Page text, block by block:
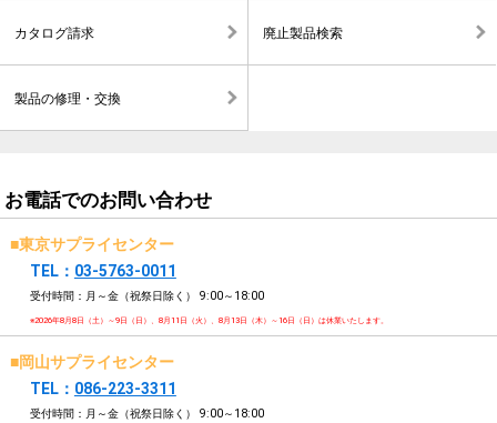
カタログ請求 廃止製品検索
製品の修理・交換
お電話でのお問い合わせ
■東京サプライセンター
TEL： 03-5763-0011
受付時間：月～金（祝祭日除く） 9:00～18:00
※2026年8月8日（土）～9日（日）、8月11日（火）、8月13日（木）～16日（日）は休業いたします。
■岡山サプライセンター
TEL： 086-223-3311
受付時間：月～金（祝祭日除く） 9:00～18:00